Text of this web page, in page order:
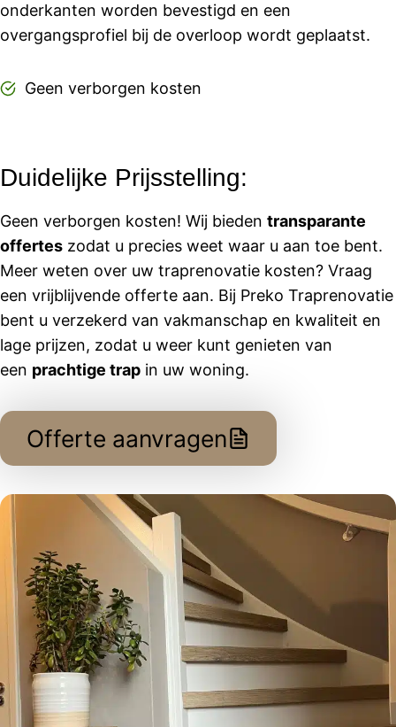
onderkanten worden bevestigd en een
overgangsprofiel bij de overloop wordt geplaatst.
Geen verborgen kosten
Duidelijke Prijsstelling:
Geen verborgen kosten! Wij bieden transparante
offertes zodat u precies weet waar u aan toe bent.
Meer weten over uw traprenovatie kosten? Vraag
een vrijblijvende offerte aan. Bij Preko Traprenovatie
bent u verzekerd van vakmanschap en kwaliteit en
lage prijzen, zodat u weer kunt genieten van
een prachtige trap in uw woning.
Offerte aanvragen